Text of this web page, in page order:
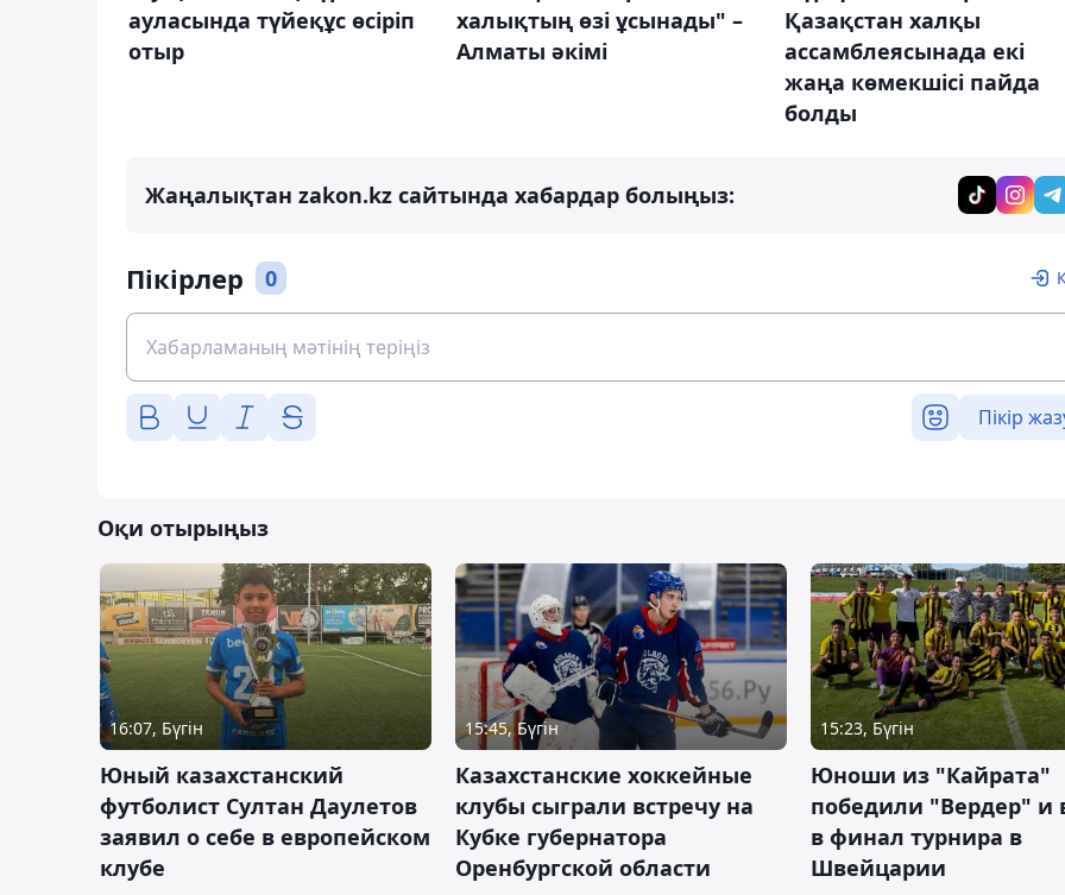
ауласында түйеқұс өсіріп
отыр
халықтың өзі ұсынады" –
Алматы әкімі
Қазақстан халқы
ассамблеясынада екі
жаңа көмекшісі пайда
болды
Жаңалықтан zakon.kz сайтында хабардар болыңыз:
Пікірлер 0
Пікір
Оқи отырыңыз
16:07, Бүгін
Юный казахстанский
футболист Султан Даулетов
заявил о себе в европейском
клубе
15:45, Бүгін
Казахстанские хоккейные
клубы сыграли встречу на
Кубке губернатора
Оренбургской области
15:23, Бүгін
Юноши из "Кайрата"
победили "Вердер"
в финал турнира в
Швейцарии